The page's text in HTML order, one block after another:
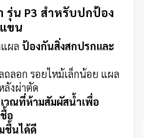
รุ่น P3 สำหรับปกป้อง
ขน
ผล ป้องกันสิ่งสกปรกและ
ลอก รอยไหม้เล็กน้อย แผล
งผ่าตัด
วณที่ห้ามสัมผัสน้ำเพื่อ
อ
ชื้นได้ดี